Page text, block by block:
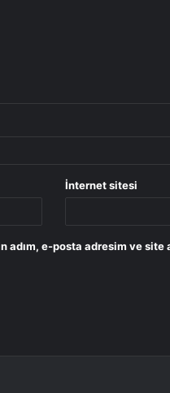
İnternet sitesi
adım, e-posta adresim ve site